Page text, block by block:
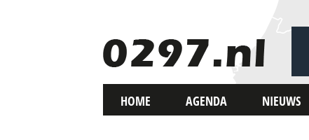
HOME AGENDA NIEUWS